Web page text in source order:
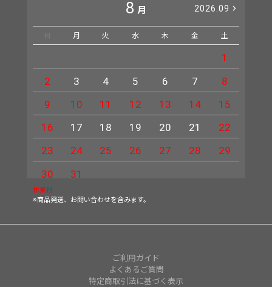
8 月 2026.09
日 月 火 水 木 金 土
1
2
3 4 5 6 7
8
9
10 11 12 13 14
15
16
17 18 19 20 21
22
23
24 25 26 27 28
29
30
31
休業日
※商品発送、お問い合わせを含みます。
ご利用ガイド
よくあるご質問
特定商取引法に基づく表示